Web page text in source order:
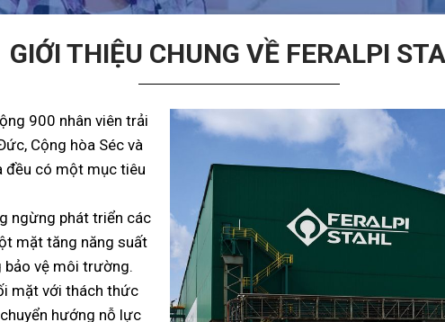
GIỚI THIỆU CHUNG VỀ FERALPI
900 nhân viên trải
Cộng hòa Séc và
đều có một mục tiêu
ngừng phát triển các
mặt tăng năng suất
vệ môi trường.
mặt với thách thức
hướng nỗ lực